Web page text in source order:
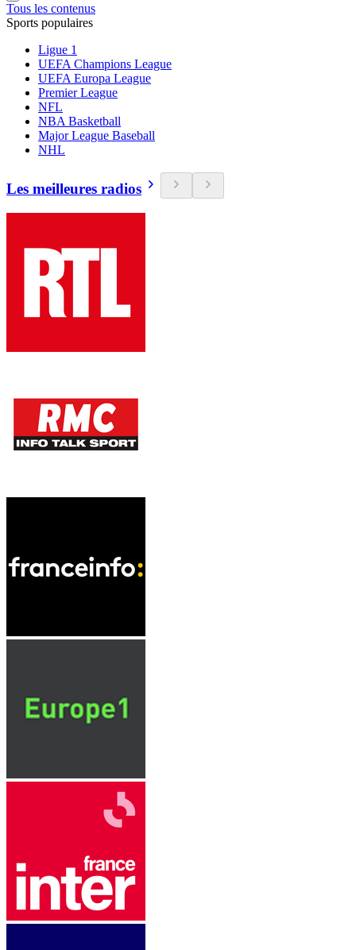
Tous les contenus
Sports populaires
Ligue 1
UEFA Champions League
UEFA Europa League
Premier League
NFL
NBA Basketball
Major League Baseball
NHL
Les meilleures radios